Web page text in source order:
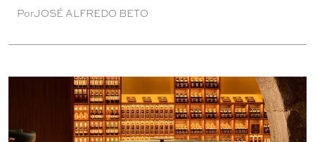
uno de los destinos clave para el viajero
PorJOSÉ ALFREDO BETO